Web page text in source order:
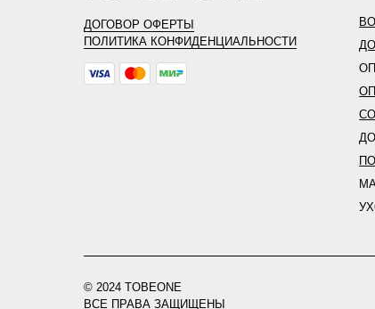
ДОГОВОР ОФЕРТЫ
ПОЛИТИКА КОНФИДЕНЦИАЛЬНОСТИ
© 2024 TOBEONE
ВСЕ ПРАВА ЗАЩИЩЕНЫ